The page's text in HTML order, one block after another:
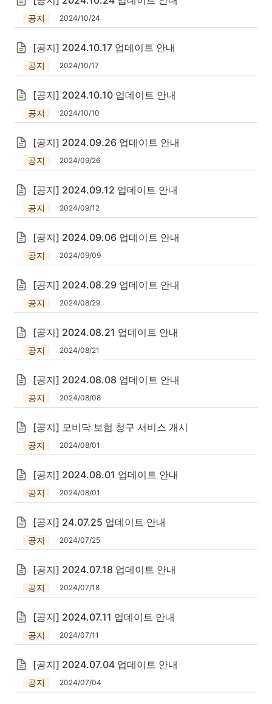
공지 2024/10/24
[공지] 2024.10.17 업데이트 안내
공지 2024/10/17
[공지] 2024.10.10 업데이트 안내
공지 2024/10/10
[공지] 2024.09.26 업데이트 안내
공지 2024/09/26
[공지] 2024.09.12 업데이트 안내
공지 2024/09/12
[공지] 2024.09.06 업데이트 안내
공지 2024/09/09
[공지] 2024.08.29 업데이트 안내
공지 2024/08/29
[공지] 2024.08.21 업데이트 안내
공지 2024/08/21
[공지] 2024.08.08 업데이트 안내
공지 2024/08/08
[공지] 모비닥 보험 청구 서비스 개시
공지 2024/08/01
[공지] 2024.08.01 업데이트 안내
공지 2024/08/01
[공지] 24.07.25 업데이트 안내
공지 2024/07/25
[공지] 2024.07.18 업데이트 안내
공지 2024/07/18
[공지] 2024.07.11 업데이트 안내
공지 2024/07/11
[공지] 2024.07.04 업데이트 안내
공지 2024/07/04